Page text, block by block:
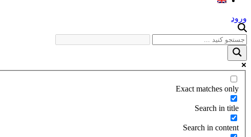
ورود
Exact matches only
Search in title
Search in content